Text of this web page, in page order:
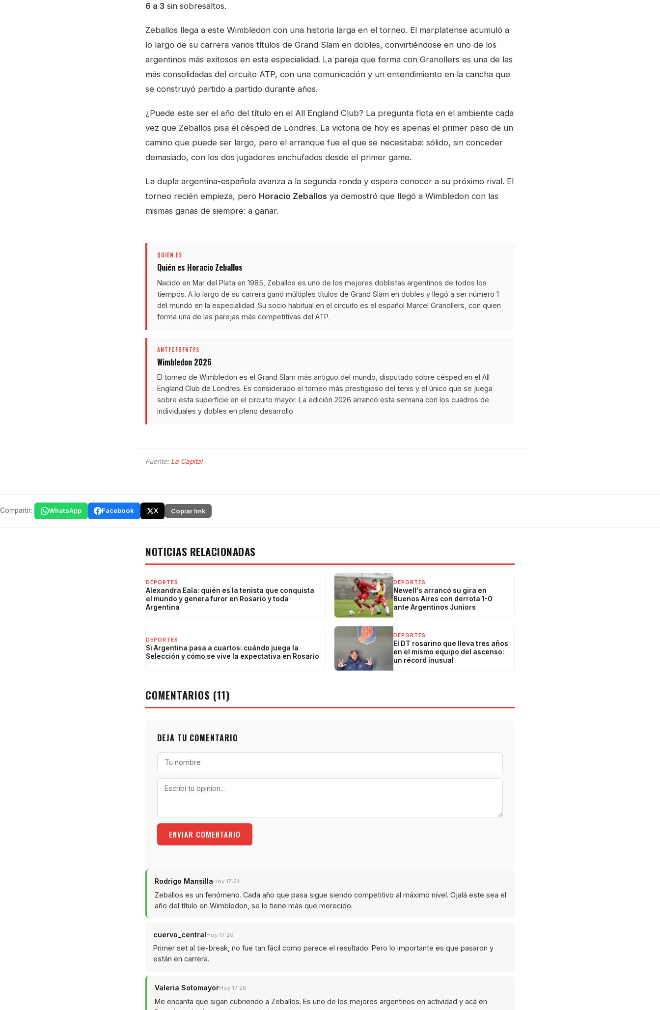
6 a 3 sin sobresaltos.
Zeballos llega a este Wimbledon con una historia larga en el torneo. El marplatense acumuló a
lo largo de su carrera varios títulos de Grand Slam en dobles, convirtiéndose en uno de los
argentinos más exitosos en esta especialidad. La pareja que forma con Granollers es una de las
más consolidadas del circuito ATP, con una comunicación y un entendimiento en la cancha que
se construyó partido a partido durante años.
¿Puede este ser el año del título en el All England Club? La pregunta flota en el ambiente cada
vez que Zeballos pisa el césped de Londres. La victoria de hoy es apenas el primer paso de un
camino que puede ser largo, pero el arranque fue el que se necesitaba: sólido, sin conceder
demasiado, con los dos jugadores enchufados desde el primer game.
La dupla argentina-española avanza a la segunda ronda y espera conocer a su próximo rival. El
torneo recién empieza, pero Horacio Zeballos ya demostró que llegó a Wimbledon con las
mismas ganas de siempre: a ganar.
QUIEN ES
Quién es Horacio Zeballos
Nacido en Mar del Plata en 1985, Zeballos es uno de los mejores doblistas argentinos de todos los
tiempos. A lo largo de su carrera ganó múltiples títulos de Grand Slam en dobles y llegó a ser número 1
del mundo en la especialidad. Su socio habitual en el circuito es el español Marcel Granollers, con quien
forma una de las parejas más competitivas del ATP.
ANTECEDENTES
Wimbledon 2026
El torneo de Wimbledon es el Grand Slam más antiguo del mundo, disputado sobre césped en el All
England Club de Londres. Es considerado el torneo más prestigioso del tenis y el único que se juega
sobre esta superficie en el circuito mayor. La edición 2026 arrancó esta semana con los cuadros de
individuales y dobles en pleno desarrollo.
Fuente: La Capital
Compartir: WhatsApp Facebook X Copiar link
NOTICIAS RELACIONADAS
DEPORTES
Alexandra Eala: quién es la tenista que conquista
el mundo y genera furor en Rosario y toda
Argentina
DEPORTES
Newell's arrancó su gira en
Buenos Aires con derrota 1-0
ante Argentinos Juniors
DEPORTES
Si Argentina pasa a cuartos: cuándo juega la
Selección y cómo se vive la expectativa en Rosario
DEPORTES
El DT rosarino que lleva tres años
en el mismo equipo del ascenso:
un récord inusual
COMENTARIOS (11)
DEJA TU COMENTARIO
ENVIAR COMENTARIO
Rodrigo MansillaHoy 17:21
Zeballos es un fenómeno. Cada año que pasa sigue siendo competitivo al máximo nivel. Ojalá este sea el
año del título en Wimbledon, se lo tiene más que merecido.
cuervo_centralHoy 17:20
Primer set al tie-break, no fue tan fácil como parece el resultado. Pero lo importante es que pasaron y
están en carrera.
Valeria SotomayorHoy 17:28
Me encanta que sigan cubriendo a Zeballos. Es uno de los mejores argentinos en actividad y acá en